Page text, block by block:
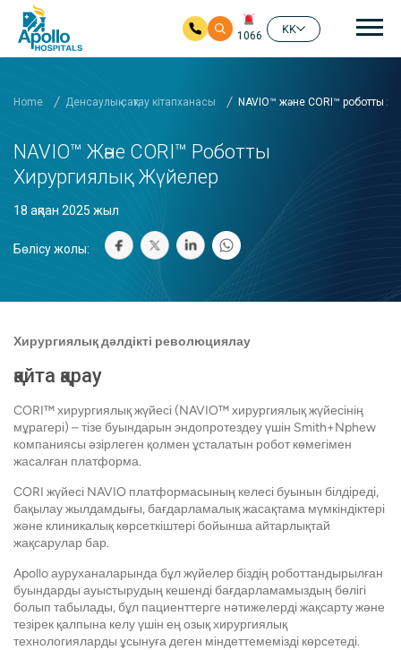
1066
KK
Home Денсаулық сақтау кітапханасы NAVIO™ және CORI™ роботты
NAVIO™ Және CORI™ Роботты
Хирургиялық Жүйелер
18 ақпан 2025 жыл
Бөлісу жолы:
Хирургиялық дәлдікті революциялау
қайта қарау
CORI™ хирургиялық жүйесі (NAVIO™ хирургиялық жүйесінің
мұрагері) – тізе буындарын эндопротездеу үшін Smith+Nphew
компаниясы әзірлеген қолмен ұсталатын робот көмегімен
жасалған платформа.
CORI жүйесі NAVIO платформасының келесі буынын білдіреді,
бақылау жылдамдығы, бағдарламалық жасақтама мүмкіндіктері
және клиникалық көрсеткіштері бойынша айтарлықтай
жақсарулар бар.
Apollo ауруханаларында бұл жүйелер біздің роботтандырылған
буындарды ауыстырудың кешенді бағдарламамыздың бөлігі
болып табылады, бұл пациенттерге нәтижелерді жақсарту және
тезірек қалпына келу үшін ең озық хирургиялық
технологияларды ұсынуға деген міндеттемемізді көрсетеді.